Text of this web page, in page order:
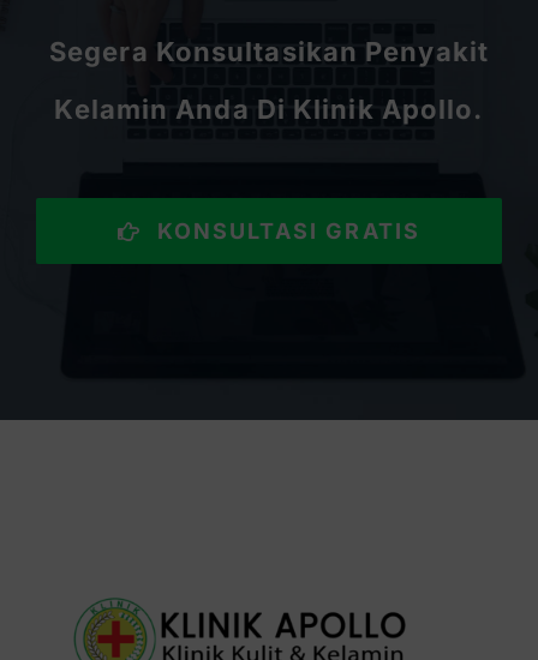
Segera Konsultasikan Penyakit
Kelamin Anda Di Klinik Apollo.
KONSULTASI GRATIS